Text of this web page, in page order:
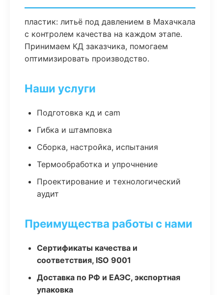
пластик: литьё под давлением в Махачкала
с контролем качества на каждом этапе.
Принимаем КД заказчика, помогаем
оптимизировать производство.
Наши услуги
Подготовка кд и cam
Гибка и штамповка
Сборка, настройка, испытания
Термообработка и упрочнение
Проектирование и технологический
аудит
Преимущества работы с нами
Сертификаты качества и
соответствия, ISO 9001
Доставка по РФ и ЕАЭС, экспортная
упаковка